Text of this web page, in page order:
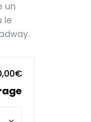
un
le
€Plage